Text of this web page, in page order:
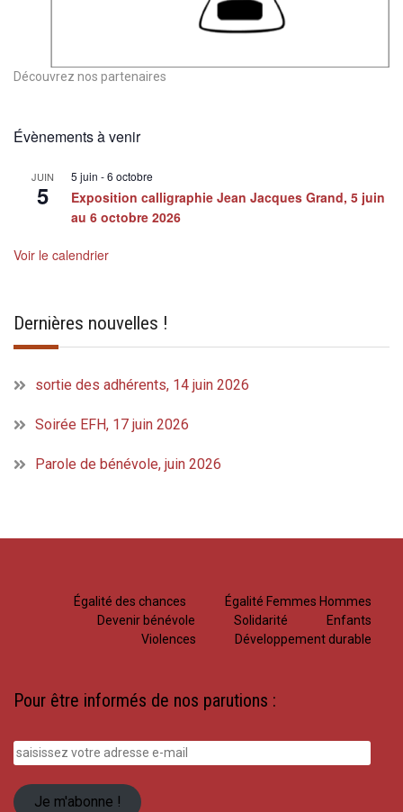
Découvrez nos partenaires
Évènements à venir
JUIN
5
5 juin -6 octobre
Exposition calligraphie Jean Jacques Grand, 5 juin
au 6 octobre 2026
Voir le calendrier
Dernières nouvelles !
sortie des adhérents, 14 juin 2026
Soirée EFH, 17 juin 2026
Parole de bénévole, juin 2026
Égalité des chances
Égalité Femmes Hommes
Devenir bénévole
Solidarité
Enfants
Violences
Développement durable
Pour être informés de nos parutions :
saisissez
votre
adresse
e-
Je m'abonne !